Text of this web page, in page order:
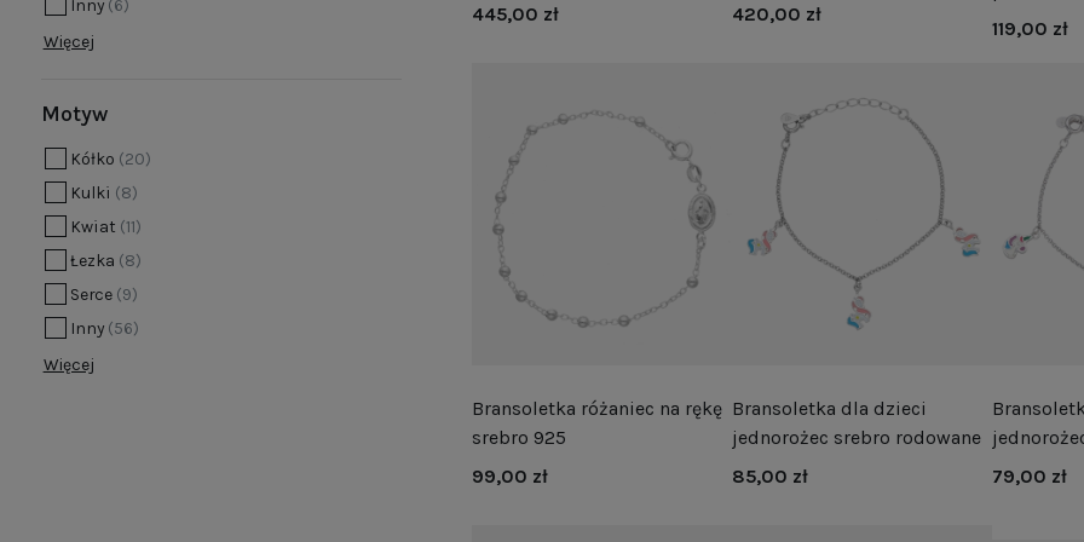
Inny (6)
Więcej
Motyw
Kółko (20)
Kulki (8)
Kwiat (11)
Łezka (8)
Serce (9)
Inny (56)
Więcej
Minimalistyczne bransoletki pozbawione kamieni są idealnym
podczas gdy zestawienie kilku modeli pozwoli na stworzenie wyrazistej
które chcą wyrazić siebie poprzez biżuterię i odkrywać różne style. Ich
pomysłem na upominek, zarówno dla siebie, jak i dla kogoś bliskiego.
445,00 zł
420,00 zł
119,00 zł
Bransoletka różaniec na rękę
srebro 925
99,00 zł
Bransoletka dla dzieci
jednorożec srebro rodowane
85,00 zł
79,00 zł